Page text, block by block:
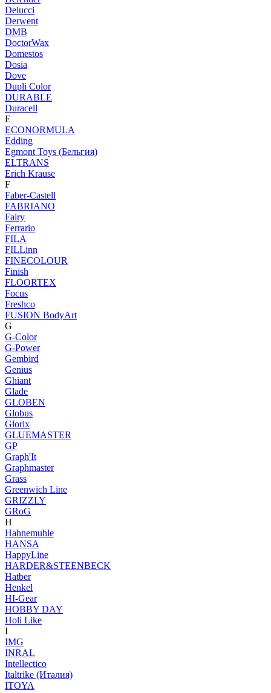
Delucci
Derwent
DMB
DoctorWax
Domestos
Dosia
Dove
Dupli Color
DURABLE
Duracell
E
ECONORMULA
Edding
Egmont Toys (Бельгия)
ELTRANS
Erich Krause
F
Faber-Castell
FABRIANO
Fairy
Ferrario
FILA
FILLinn
FINECOLOUR
Finish
FLOORTEX
Focus
Freshco
FUSION BodyArt
G
G-Color
G-Power
Gembird
Genius
Ghiant
Glade
GLOBEN
Globus
Glorix
GLUEMASTER
GP
Graph'It
Graphmaster
Grass
Greenwich Line
GRIZZLY
GRoG
H
Hahnemuhle
HANSA
HappyLine
HARDER&STEENBECK
Hatber
Henkel
HI-Gear
HOBBY DAY
Holi Like
I
IMG
INRAL
Intellectico
Italtrike (Италия)
ITOYA